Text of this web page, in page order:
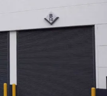
Automatizadores
Acessórios Para Portas de
Enrolar
Pintura eletrostática
Portfólio
Contato